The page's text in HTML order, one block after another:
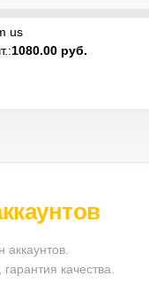
us
1080.00 руб.
качества.